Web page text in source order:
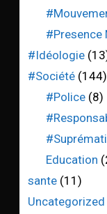
#Presence
#Idéologie
#Société (144)
#Police(8)
Education
sante (11)
Uncategorized